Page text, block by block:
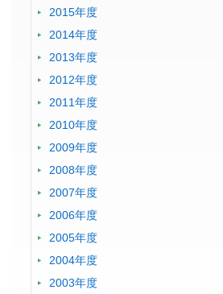
2015年度
2014年度
2013年度
2012年度
2011年度
2010年度
2009年度
2008年度
2007年度
2006年度
2005年度
2004年度
2003年度